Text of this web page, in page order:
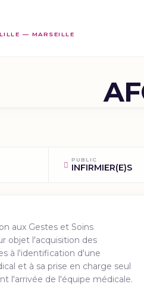
— MARSEILLE
PUBLIC
INFIRMIER(E)S
aux Gestes et Soins
objet l'acquisition des
à l'identification d'une
et à sa prise en charge seul
l'arrivée de l'équipe médicale.